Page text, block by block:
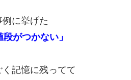
に挙げた
がつかない」
記憶に残ってて